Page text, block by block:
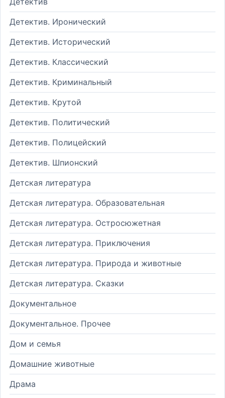
Детектив. Иронический
Детектив. Исторический
Детектив. Классический
Детектив. Криминальный
Детектив. Крутой
Детектив. Политический
Детектив. Полицейский
Детектив. Шпионский
Детская литература
Детская литература. Образовательная
Детская литература. Остросюжетная
Детская литература. Приключения
Детская литература. Природа и животные
Детская литература. Сказки
Документальное
Документальное. Прочее
Дом и семья
Домашние животные
Драма